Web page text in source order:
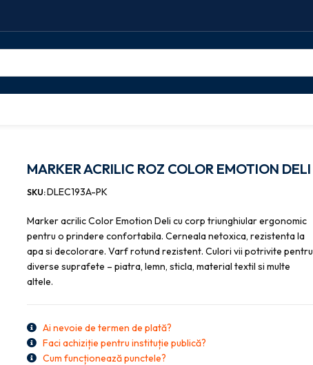
MARKER ACRILIC ROZ COLOR EMOTION DELI
SKU:DLEC193A-PK
Marker acrilic Color Emotion Deli cu corp triunghiular ergonomic
pentru o prindere confortabila. Cerneala netoxica, rezistenta la
apa si decolorare. Varf rotund rezistent. Culori vii potrivite pentru
diverse suprafete – piatra, lemn, sticla, material textil si multe
altele.
Ai nevoie de termen de plată?
Faci achiziție pentru instituție publică?
Cum funcționează punctele?